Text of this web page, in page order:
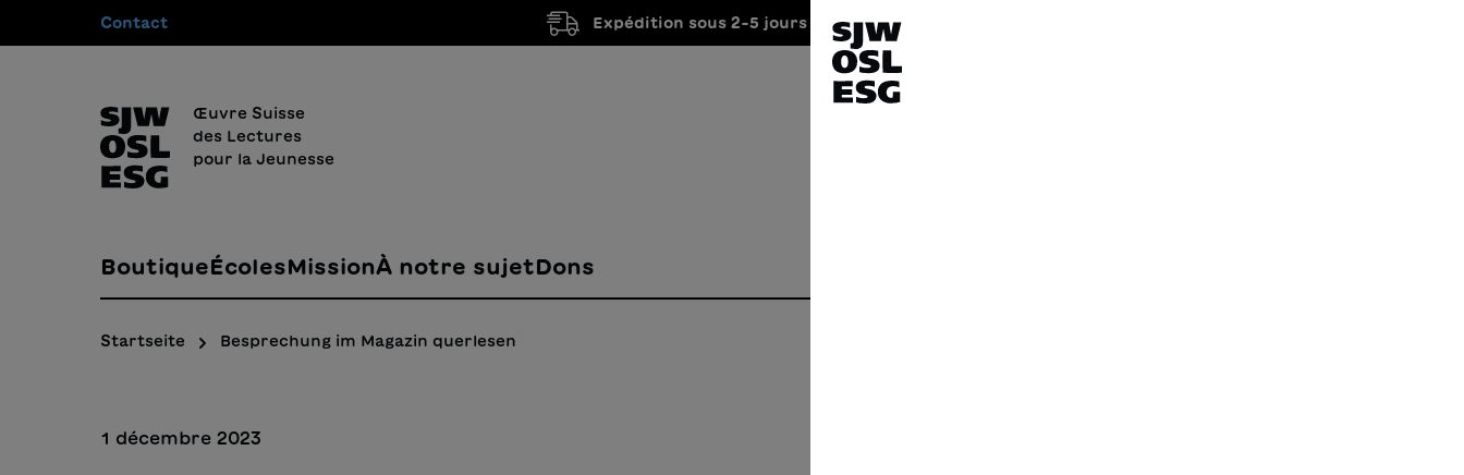
Passer à la navigation principale
Contact Expédition sous 2-5 jours ouvrés
Œuvre Suisse
des Lectures
pour la Jeunesse
BoutiqueÉcolesMissionÀ notre sujetDons
Startseite Besprechung im Magazin querlesen
1 décembre 2023